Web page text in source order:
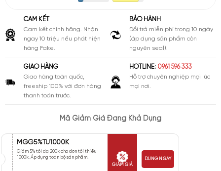
CAM KẾT
Cam kết chính hãng. Nhận
ngay 10 triệu nếu phát hiện
hàng Fake.
BẢO HÀNH
Đổi trả miễn phí trong 10 ngày
(áp dụng sản phẩm còn
nguyên seal).
GIAO HÀNG
Giao hàng toàn quốc,
freeship 100% với đơn hàng
thanh toán trước.
HOTLINE: 0961 596 333
Hỗ trợ chuyên nghiệp mọi lúc
mọi nơi.
Mã Giảm Giá Đang Khả Dụng
MGG5%TU1000K
Giảm 5% tối đa 200k cho đơn tối thiểu
1000k. Áp dụng toàn bộ sản phẩm.
GIẢM GIÁ
DÙNG NGAY